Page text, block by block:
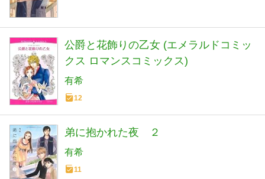
公爵と花飾りの乙女 (エメラルドコミッ
クス ロマンスコミックス)
有希
12
弟に抱かれた夜 ２
有希
11